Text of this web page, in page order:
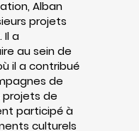
Alban
projets
Il a
au sein de
il a contribué
de
projets de
participé à
culturels